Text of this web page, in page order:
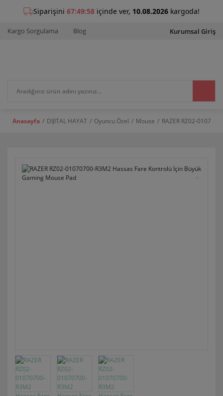
Kargo Sorgulama Blog Kurumsal Giriş
Anasayfa DİJİTAL HAYAT Oyuncu Özel Mouse RAZER RZ02-